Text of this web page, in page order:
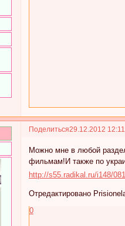
Поделиться29.12.2012
Можно мне в любой
фильмам!И также по
http://s55.radikal.ru/i148/
Отредактировано
0